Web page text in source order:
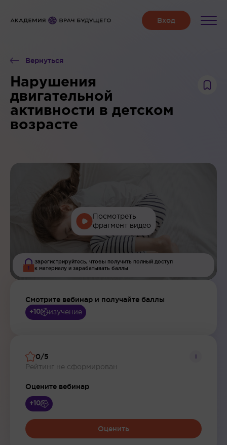
Вернуться
Нарушения
двигательной
активности в детском
возрасте
Посмотреть
фрагмент видео
Зарегистрируйтесь, чтобы получить полный доступ
к материалу и зарабатывать баллы
Смотрите вебинар и получайте баллы
+10 изучение
0/5
Рейтинг не сформирован
i
Оцените вебинар
+10
Оценить